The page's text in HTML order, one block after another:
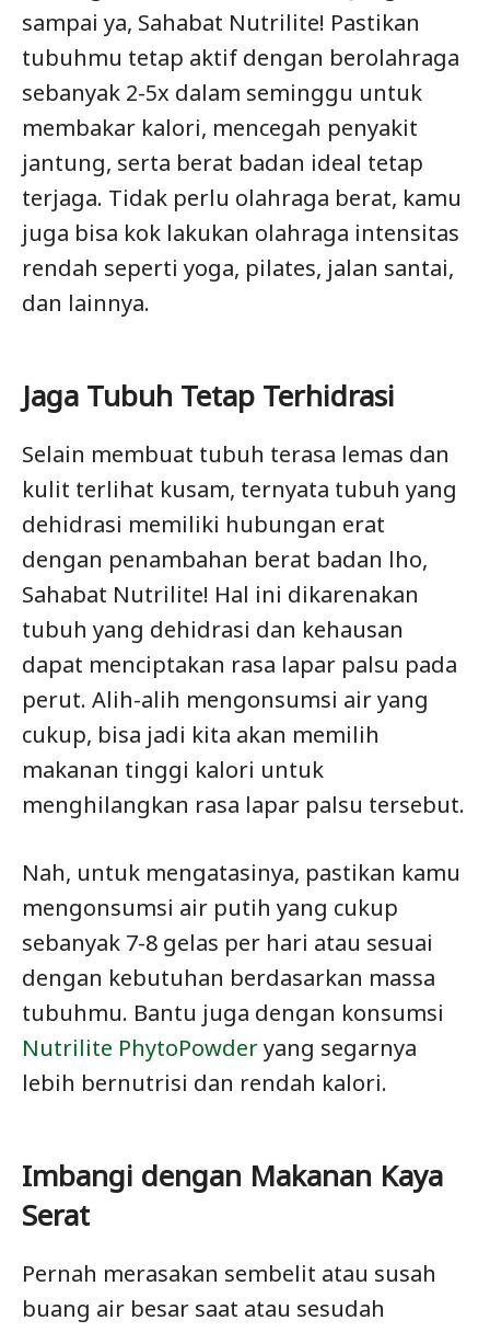
sampai ya, Sahabat Nutrilite! Pastikan
tubuhmu tetap aktif dengan berolahraga
sebanyak 2-5x dalam seminggu untuk
membakar kalori, mencegah penyakit
jantung, serta berat badan ideal tetap
terjaga. Tidak perlu olahraga berat, kamu
juga bisa kok lakukan olahraga intensitas
rendah seperti yoga, pilates, jalan santai,
dan lainnya.
Jaga Tubuh Tetap Terhidrasi
Selain membuat tubuh terasa lemas dan
kulit terlihat kusam, ternyata tubuh yang
dehidrasi memiliki hubungan erat
dengan penambahan berat badan lho,
Sahabat Nutrilite! Hal ini dikarenakan
tubuh yang dehidrasi dan kehausan
dapat menciptakan rasa lapar palsu pada
perut. Alih-alih mengonsumsi air yang
cukup, bisa jadi kita akan memilih
makanan tinggi kalori untuk
menghilangkan rasa lapar palsu tersebut.
Nah, untuk mengatasinya, pastikan kamu
mengonsumsi air putih yang cukup
sebanyak 7-8 gelas per hari atau sesuai
dengan kebutuhan berdasarkan massa
tubuhmu. Bantu juga dengan konsumsi
Nutrilite PhytoPowderyang segarnya
lebih bernutrisi dan rendah kalori.
Imbangi dengan Makanan Kaya
Serat
Pernah merasakan sembelit atau susah
buang air besar saat atau sesudah